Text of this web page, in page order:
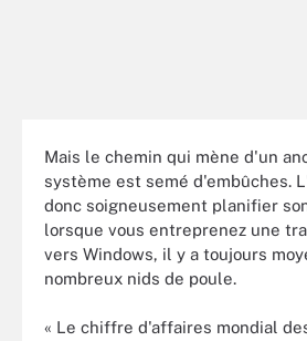
Mais le chemin qui mène d'un
système est semé d'embûches.
donc soigneusement planifier
lorsque vous entreprenez une
vers Windows, il y a toujours
nombreux nids de poule.
« Le chiffre d'affaires mondial